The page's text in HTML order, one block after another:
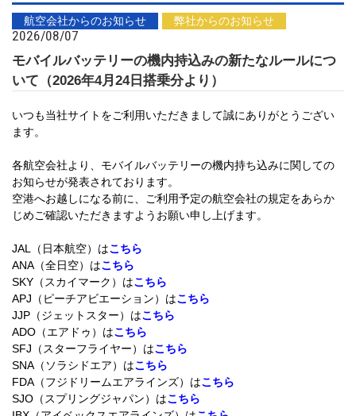
航空会社からのお知らせ 弊社からのお知らせ
2026/08/07
モバイルバッテリーの機内持込みの新たなルールにつ
いて（2026年4月24日搭乗分より）
いつも当社サイトをご利用いただきまして誠にありがとうござい
ます。
各航空会社より、モバイルバッテリーの機内持ち込みに関しての
お知らせが発表されております。
空港へお越しになる前に、ご利用予定の航空会社の規定をあらか
じめご確認いただきますようお願い申し上げます。
JAL（日本航空）はこちら
ANA（全日空）はこちら
SKY（スカイマーク）はこちら
APJ（ピーチアビエーション）はこちら
JJP（ジェットスター）はこちら
ADO（エアドゥ）はこちら
SFJ（スターフライヤー）はこちら
SNA（ソラシドエア）はこちら
FDA（フジドリームエアラインズ）はこちら
SJO（スプリングジャパン）はこちら